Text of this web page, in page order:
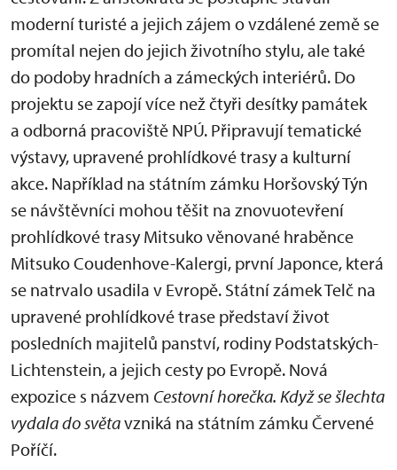
moderní turisté a jejich zájem o vzdálené země se
promítal nejen do jejich životního stylu, ale také
do podoby hradních a zámeckých interiérů. Do
projektu se zapojí více než čtyři desítky památek
a odborná pracoviště NPÚ. Připravují tematické
výstavy, upravené prohlídkové trasy a kulturní
akce. Například na státním zámku Horšovský Týn
se návštěvníci mohou těšit na znovuotevření
prohlídkové trasy Mitsuko věnované hraběnce
Mitsuko Coudenhove-Kalergi, první Japonce, která
se natrvalo usadila v Evropě. Státní zámek Telč na
upravené prohlídkové trase představí život
posledních majitelů panství, rodiny Podstatských-
Lichtenstein, a jejich cesty po Evropě. Nová
expozice s názvem Cestovní horečka. Když se šlechta
vydala do světavzniká na státním zámku Červené
Poříčí.